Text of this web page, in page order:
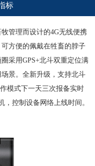
标
管理而设计的4G无线便携
方便的佩戴在牲畜的脖子
采用GPS+北斗双重定位满
景。全新升级，支持北斗
模式下一天三次报备实时
，控制设备网络上线时间。